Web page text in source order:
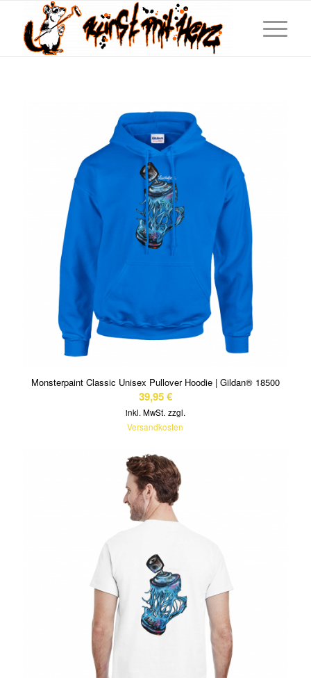
Monsterpaint Classic Unisex Pullover Hoodie | Gildan® 18500
39,95€
inkl. MwSt. zzgl.
Versandkosten